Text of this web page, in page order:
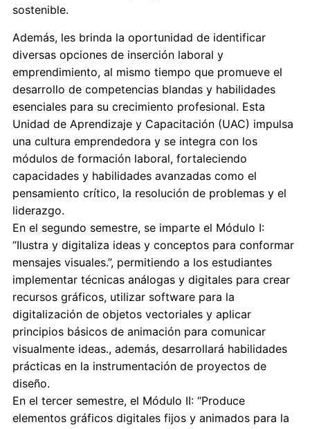
sostenible.
Además, les brinda la oportunidad de identificar
diversas opciones de inserción laboral y
emprendimiento, al mismo tiempo que promueve el
desarrollo de competencias blandas y habilidades
esenciales para su crecimiento profesional. Esta
Unidad de Aprendizaje y Capacitación (UAC) impulsa
una cultura emprendedora y se integra con los
módulos de formación laboral, fortaleciendo
capacidades y habilidades avanzadas como el
pensamiento crítico, la resolución de problemas y el
liderazgo.
En el segundo semestre, se imparte el Módulo I:
“Ilustra y digitaliza ideas y conceptos para conformar
mensajes visuales.”, permitiendo a los estudiantes
implementar técnicas análogas y digitales para crear
recursos gráficos, utilizar software para la
digitalización de objetos vectoriales y aplicar
principios básicos de animación para comunicar
visualmente ideas., además, desarrollará habilidades
prácticas en la instrumentación de proyectos de
diseño.
En el tercer semestre, el Módulo II: “Produce
elementos gráficos digitales fijos y animados para la